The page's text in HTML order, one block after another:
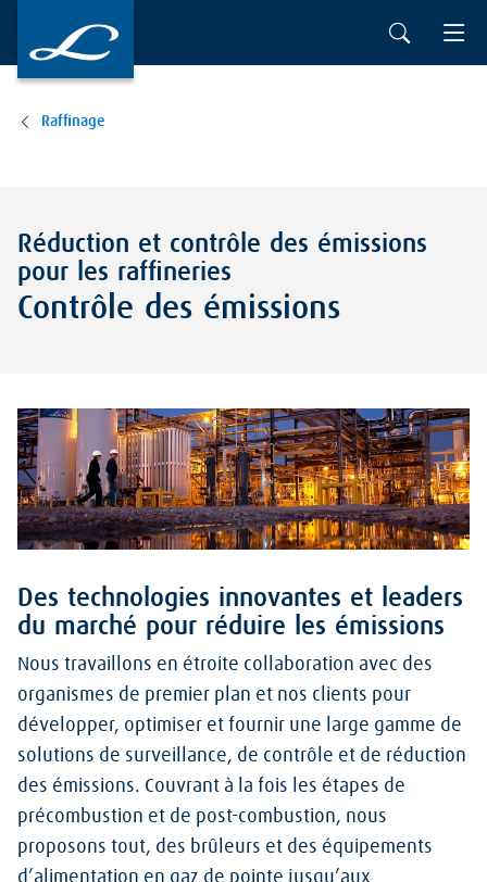
Raffinage
Réduction et contrôle des émissions
pour les raffineries
Contrôle des émissions
Des technologies innovantes et leaders
du marché pour réduire les émissions
Nous travaillons en étroite collaboration avec des
organismes de premier plan et nos clients pour
développer, optimiser et fournir une large gamme de
solutions de surveillance, de contrôle et de réduction
des émissions. Couvrant à la fois les étapes de
précombustion et de post-combustion, nous
proposons tout, des brûleurs et des équipements
d’alimentation en gaz de pointe jusqu’aux